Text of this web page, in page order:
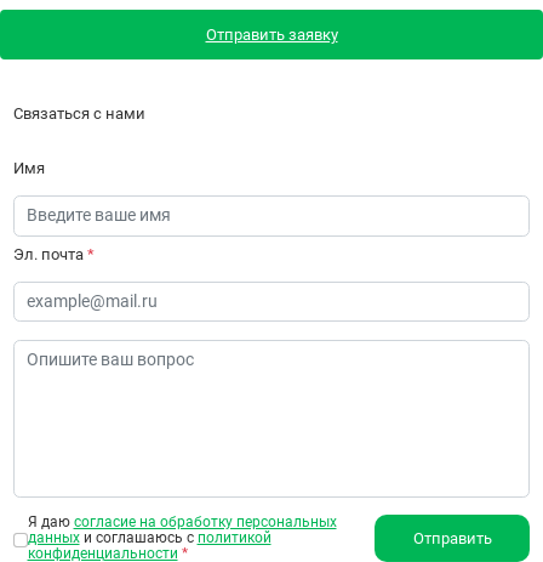
Отправить заявку
Связаться с нами
Имя
Эл. почта *
Я даю согласие на обработку персональных
данныхи соглашаюсь с политикой
конфиденциальности *
Отправить